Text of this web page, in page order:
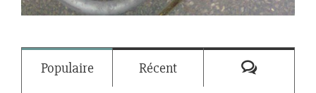
Populaire Récent